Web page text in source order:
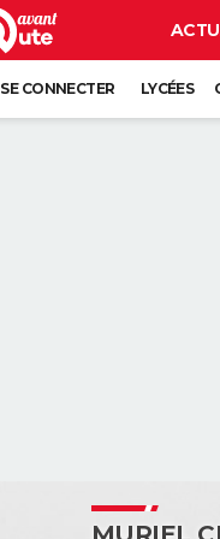
SE CONNECTER LYCÉES